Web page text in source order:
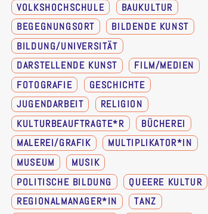
VOLKSHOCHSCHULE
BAUKULTUR
BEGEGNUNGSORT
BILDENDE KUNST
BILDUNG/UNIVERSITÄT
DARSTELLENDE KUNST
FILM/MEDIEN
FOTOGRAFIE
GESCHICHTE
JUGENDARBEIT
RELIGION
KULTURBEAUFTRAGTE*R
BÜCHEREI
MALEREI/GRAFIK
MULTIPLIKATOR*IN
MUSEUM
MUSIK
POLITISCHE BILDUNG
QUEERE KULTUR
REGIONALMANAGER*IN
TANZ